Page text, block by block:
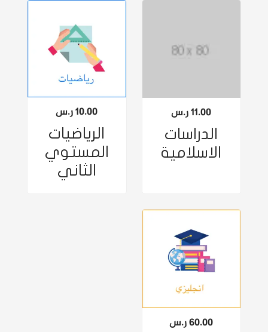
11.00ر.س
الدراسات
الاسلامية
10.00ر.س
الرياضيات
المستوي
الثاني
60.00ر.س